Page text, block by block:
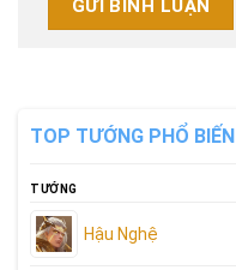
TOP TƯỚNG PHỔ BIẾN
TƯỚNG
Hậu Nghệ